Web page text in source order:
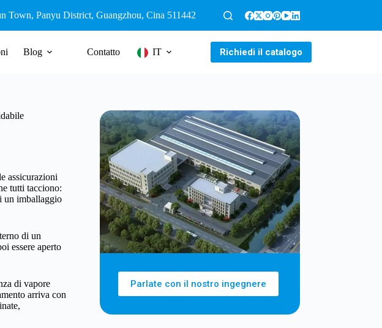
Town, Panyu District, Guangzhou, Cina 511442
Blog Contatto IT Richiedi il catalogo
assicurazioni
tutti tacciono:
un imballaggio
di un
essere aperto
di vapore
arriva con
Parlate con il nostro ingegnere